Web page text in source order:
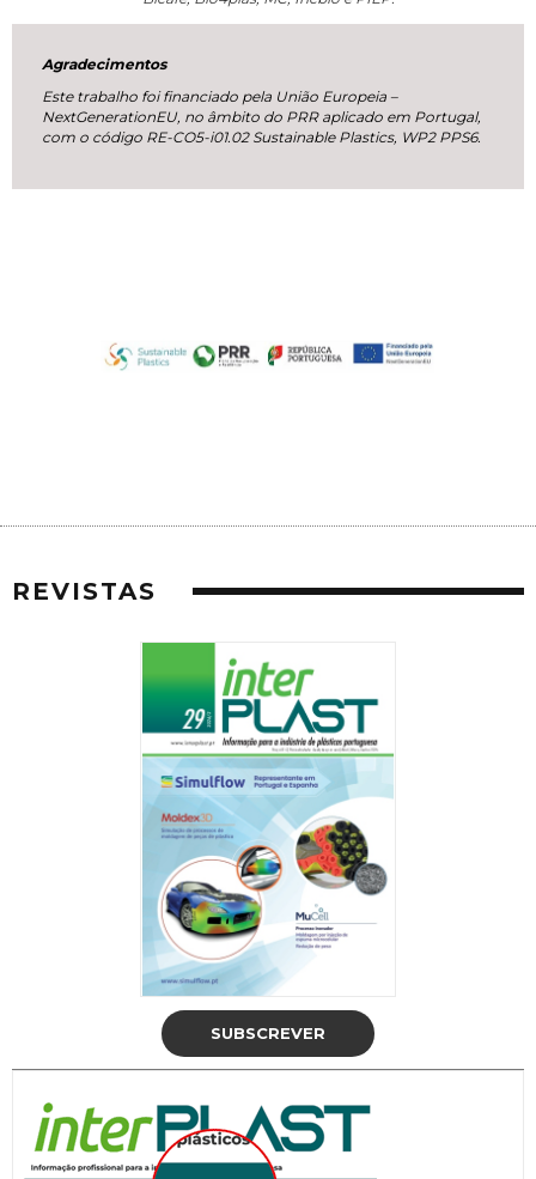
Agradecimentos
Este trabalho foi financiado pela União Europeia –
NextGenerationEU, no âmbito do PRR aplicado em Portugal,
com o código RE-CO5-i01.02 Sustainable Plastics, WP2 PPS6.
REVISTAS
SUBSCREVER